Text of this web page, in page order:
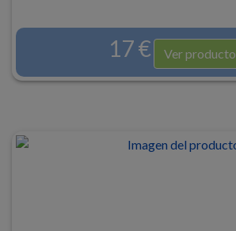
17 € Ver producto